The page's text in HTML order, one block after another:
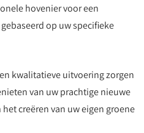
hovenier voor een
op uw specifieke
kwalitatieve uitvoering zorgen
van uw prachtige nieuwe
creëren van uw eigen groene